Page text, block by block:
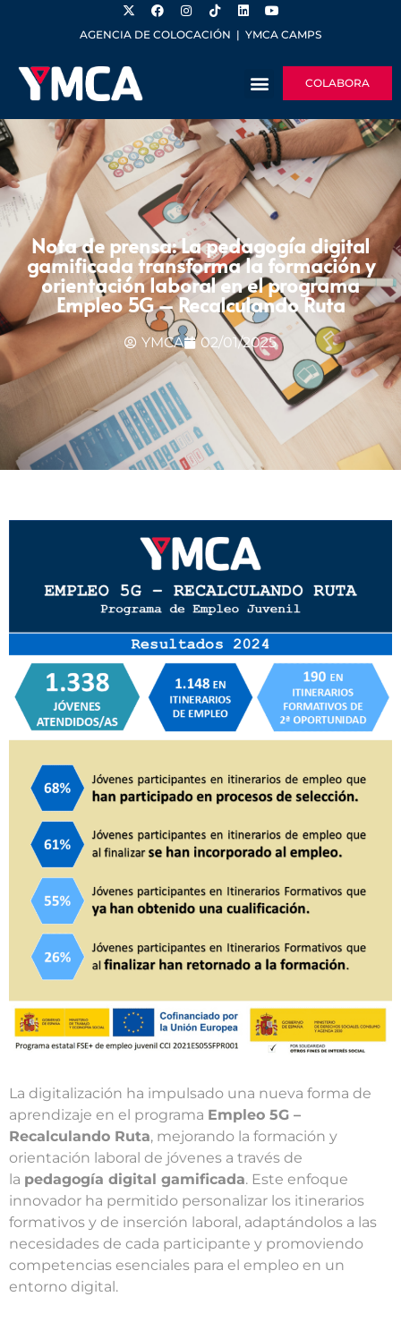
AGENCIA DE COLOCACIÓN | YMCA CAMPS
COLABORA
Nota de prensa: La pedagogía digital
gamificada transforma la formación y
orientación laboral en el programa
Empleo 5G – Recalculando Ruta
YMCA 02/01/2025
La digitalización ha impulsado una nueva forma de
aprendizaje en el programa Empleo 5G –
Recalculando Ruta, mejorando la formación y
orientación laboral de jóvenes a través de
la pedagogía digital gamificada. Este enfoque
innovador ha permitido personalizar los itinerarios
formativos y de inserción laboral, adaptándolos a las
necesidades de cada participante y promoviendo
competencias esenciales para el empleo en un
entorno digital.